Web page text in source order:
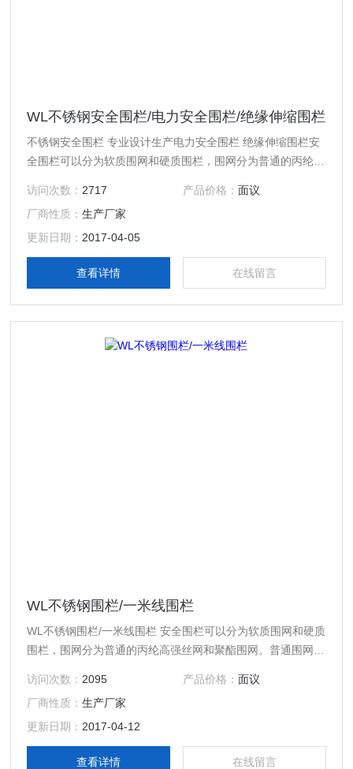
WL不锈钢安全围栏/电力安全围栏/绝缘伸缩围栏
不锈钢安全围栏 专业设计生产电力安全围栏 绝缘伸缩围栏安
全围栏可以分为软质围网和硬质围栏，围网分为普通的丙纶高
高，长度客户确定。高于一米的也可以定做。普通围网（网绳
直径3.5mm），聚酯围网。围网一般都要配上支架用的。一
般2米左右配一个支架，也可以再长一些，但是不要超过5米
的间距。安全围栏的支架分为墩式（法兰盘），伞式，叉式，
访问次数： 2717 产品价格： 面议
厂商性质：生产厂家
更新日期： 2017-04-05
查看详情 在线留言
WL不锈钢围栏/一米线围栏
WL不锈钢围栏/一米线围栏 安全围栏可以分为软质围网和硬质
围栏，围网分为普通的丙纶高强丝网和聚酯围网。普通围网都
也可以定做。普通围网（网绳直径3.5mm），聚酯围网。围
网一般都要配上支架用的。一般2米左右配一个支架，也可以
再长一些，但是不要超过5米的间距。安全围栏的支架分为墩
式（法兰盘），伞式，叉式，地桩。
访问次数： 2095 产品价格： 面议
厂商性质：生产厂家
更新日期： 2017-04-12
查看详情 在线留言